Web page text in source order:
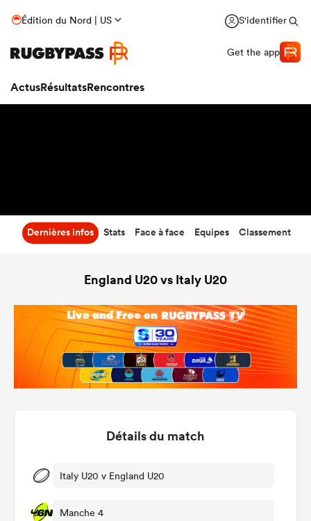
Édition du Nord | US S'identifier
Get the app
ActusRésultatsRencontres
Dernières infos Stats Face à face Equipes Classement
England U20 vs Italy U20
Détails du match
Italy U20 v England U20
Manche 4